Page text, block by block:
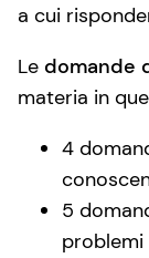
a cui
Le domande
materia in
4
5
problemi